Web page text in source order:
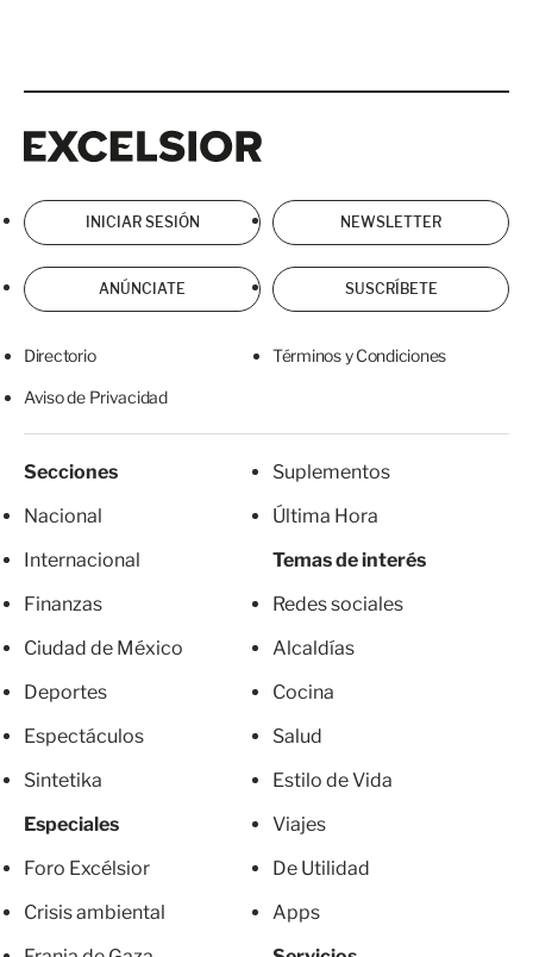
INICIAR SESIÓN NEWSLETTER
ANÚNCIATE SUSCRÍBETE
Directorio Términos y Condiciones
Aviso de Privacidad
Secciones
Nacional
Internacional
Finanzas
Ciudad de México
Deportes
Espectáculos
Sintetika
Especiales
Foro Excélsior
Crisis ambiental
Suplementos
Última Hora
Temas de interés
Redes sociales
Alcaldías
Cocina
Salud
Estilo de Vida
Viajes
De Utilidad
Apps